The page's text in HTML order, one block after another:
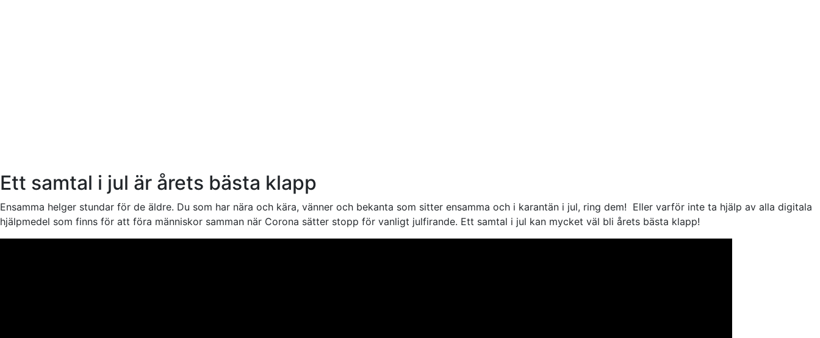
Ett samtal i jul är årets bästa klapp
Ensamma helger stundar för de äldre. Du som har nära och kära, vänner och bekanta som sitter ensamma och i karantän i jul, ring dem! Eller varför inte ta hjälp av alla digitala
hjälpmedel som finns för att föra människor samman när Corona sätter stopp för vanligt julfirande. Ett samtal i jul kan mycket väl bli årets bästa klapp!